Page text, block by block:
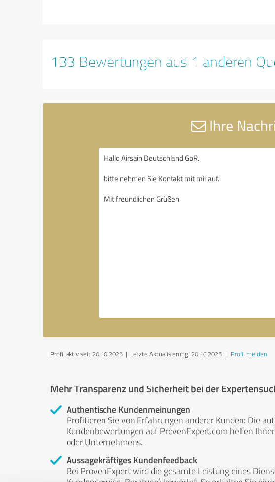
133 Bewertungen aus 1 anderen
Ihre
Profil aktiv seit 20.10.2025 | Letzte Aktualisierung: 20.10.2025 | Profil melden
Mehr Transparenz und Sicherheit bei der
Authentische Kundenmeinungen
Profitieren Sie von Erfahrungen anderer Kunden: Die
Kundenbewertungen auf ProvenExpert.com helfen
oder Unternehmens.
Aussagekräftiges Kundenfeedback
Bei ProvenExpert wird die gesamte Leistung eines